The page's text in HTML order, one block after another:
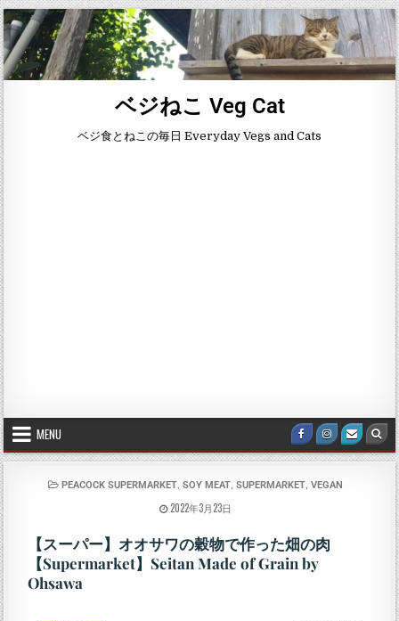
ベジねこ Veg Cat
ベジ食とねこの毎日 Everyday Vegs and Cats
MENU
PEACOCK SUPERMARKET, SOY MEAT, SUPERMARKET, VEGAN
2022年3月23日
【スーパー】オオサワの穀物で作った畑の肉
【Supermarket】Seitan Made of Grain by
Ohsawa